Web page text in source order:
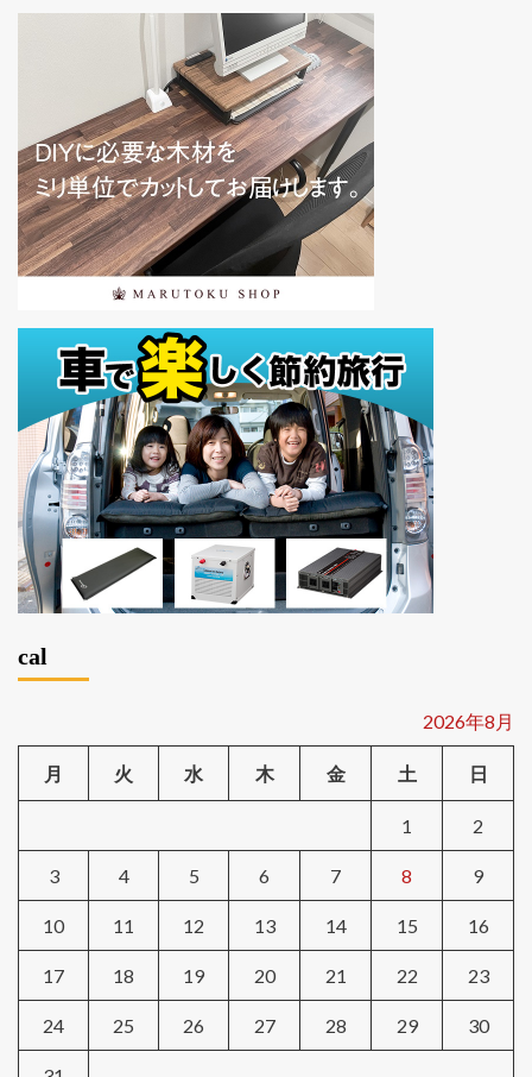
cal
2026年8月
月 火 水 木 金 土 日
1 2
3 4 5 6 7 8 9
10 11 12 13 14 15 16
17 18 19 20 21 22 23
24 25 26 27 28 29 30